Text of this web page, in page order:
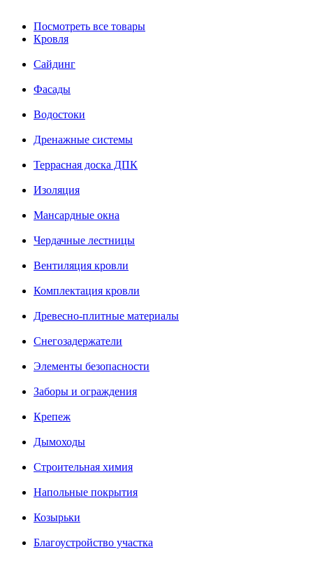
Посмотреть все товары
Кровля
Сайдинг
Фасады
Водостоки
Дренажные системы
Террасная доска ДПК
Изоляция
Мансардные окна
Чердачные лестницы
Вентиляция кровли
Комплектация кровли
Древесно-плитные материалы
Снегозадержатели
Элементы безопасности
Заборы и ограждения
Крепеж
Дымоходы
Строительная химия
Напольные покрытия
Козырьки
Благоустройство участка